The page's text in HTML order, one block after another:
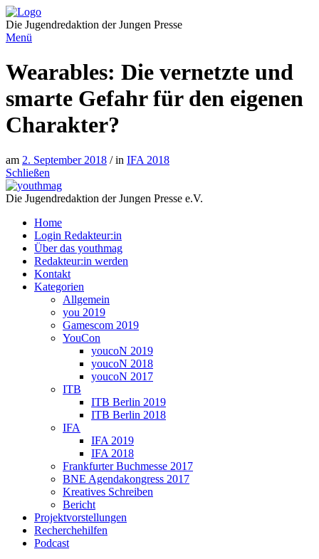
Direkt
zum
Inhalt
Die Jugendredaktion der Jungen Presse
Menü
Wearables: Die vernetzte und
smarte Gefahr für den eigenen
Charakter?
am 2. September 2018 / in IFA 2018
Schließen
Die Jugendredaktion der Jungen Presse e.V.
Home
Login Redakteur:in
Über das youthmag
Redakteur:in werden
Kontakt
Kategorien
Allgemein
you 2019
Gamescom 2019
YouCon
youcoN 2019
youcoN 2018
youcoN 2017
ITB
ITB Berlin 2019
ITB Berlin 2018
IFA
IFA 2019
IFA 2018
Frankfurter Buchmesse 2017
BNE Agendakongress 2017
Kreatives Schreiben
Bericht
Projektvorstellungen
Recherchehilfen
Podcast